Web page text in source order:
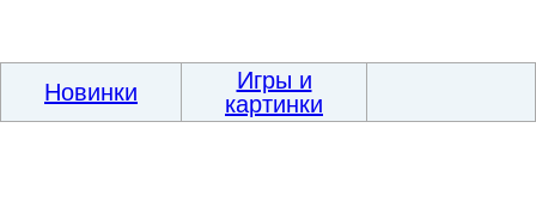
Новинки
Игры и
картинки